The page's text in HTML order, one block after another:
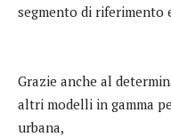
segmento di
Grazie anche al
altri modelli in gamma
urbana,